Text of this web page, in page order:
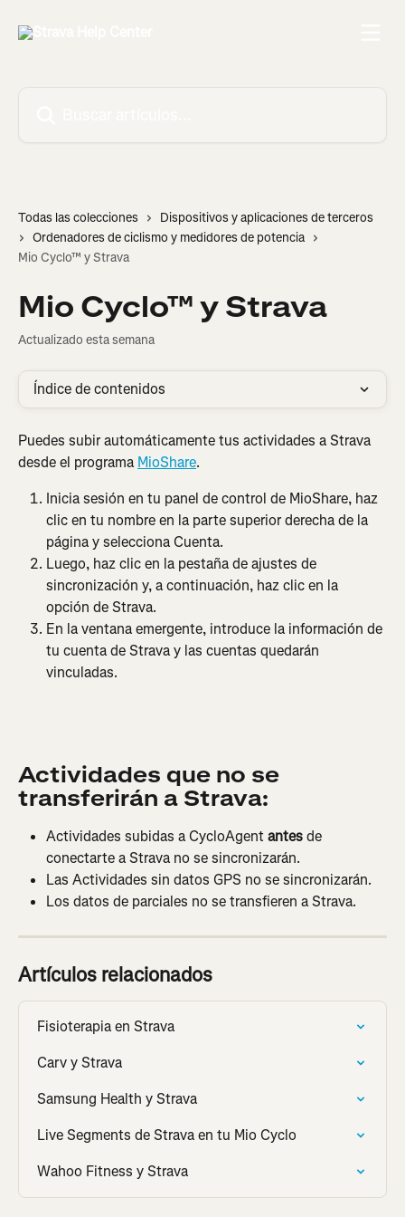
Todas las colecciones
Dispositivos y aplicaciones de terceros
Ordenadores de ciclismo y medidores de potencia
Mio Cyclo™ y Strava
Mio Cyclo™ y Strava
Actualizado esta semana
Índice de contenidos
Puedes subir automáticamente tus actividades a Strava
desde el programa MioShare.
Inicia sesión en tu panel de control de MioShare, haz
clic en tu nombre en la parte superior derecha de la
página y selecciona Cuenta.
Luego, haz clic en la pestaña de ajustes de
sincronización y, a continuación, haz clic en la
opción de Strava.
En la ventana emergente, introduce la información de
tu cuenta de Strava y las cuentas quedarán
vinculadas.
Actividades que no se
transferirán a Strava:
Actividades subidas a CycloAgent antes de
conectarte a Strava no se sincronizarán.
Las Actividades sin datos GPS no se sincronizarán.
Los datos de parciales no se transfieren a Strava.
Artículos relacionados
Fisioterapia en Strava
Carv y Strava
Samsung Health y Strava
Live Segments de Strava en tu Mio Cyclo
Wahoo Fitness y Strava